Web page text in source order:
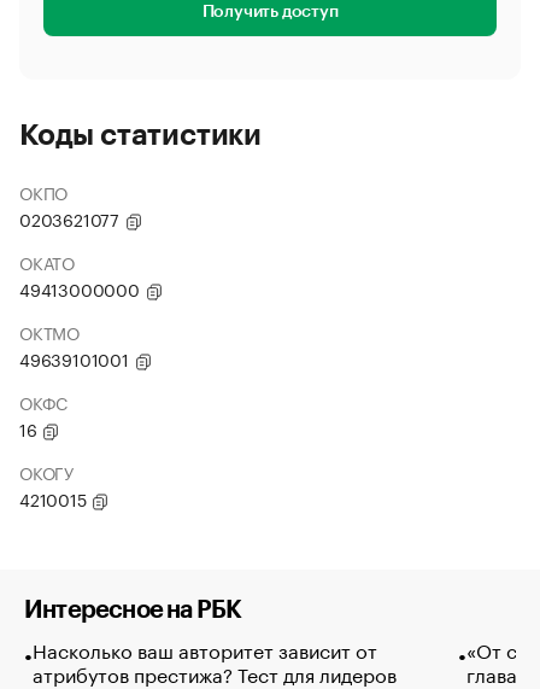
Получить доступ
Коды статистики
ОКПО
0203621077
ОКАТО
49413000000
ОКТМО
49639101001
ОКФС
16
ОКОГУ
4210015
Интересное на РБК
Насколько ваш авторитет зависит от
атрибутов престижа? Тест для лидеров
«От
глава